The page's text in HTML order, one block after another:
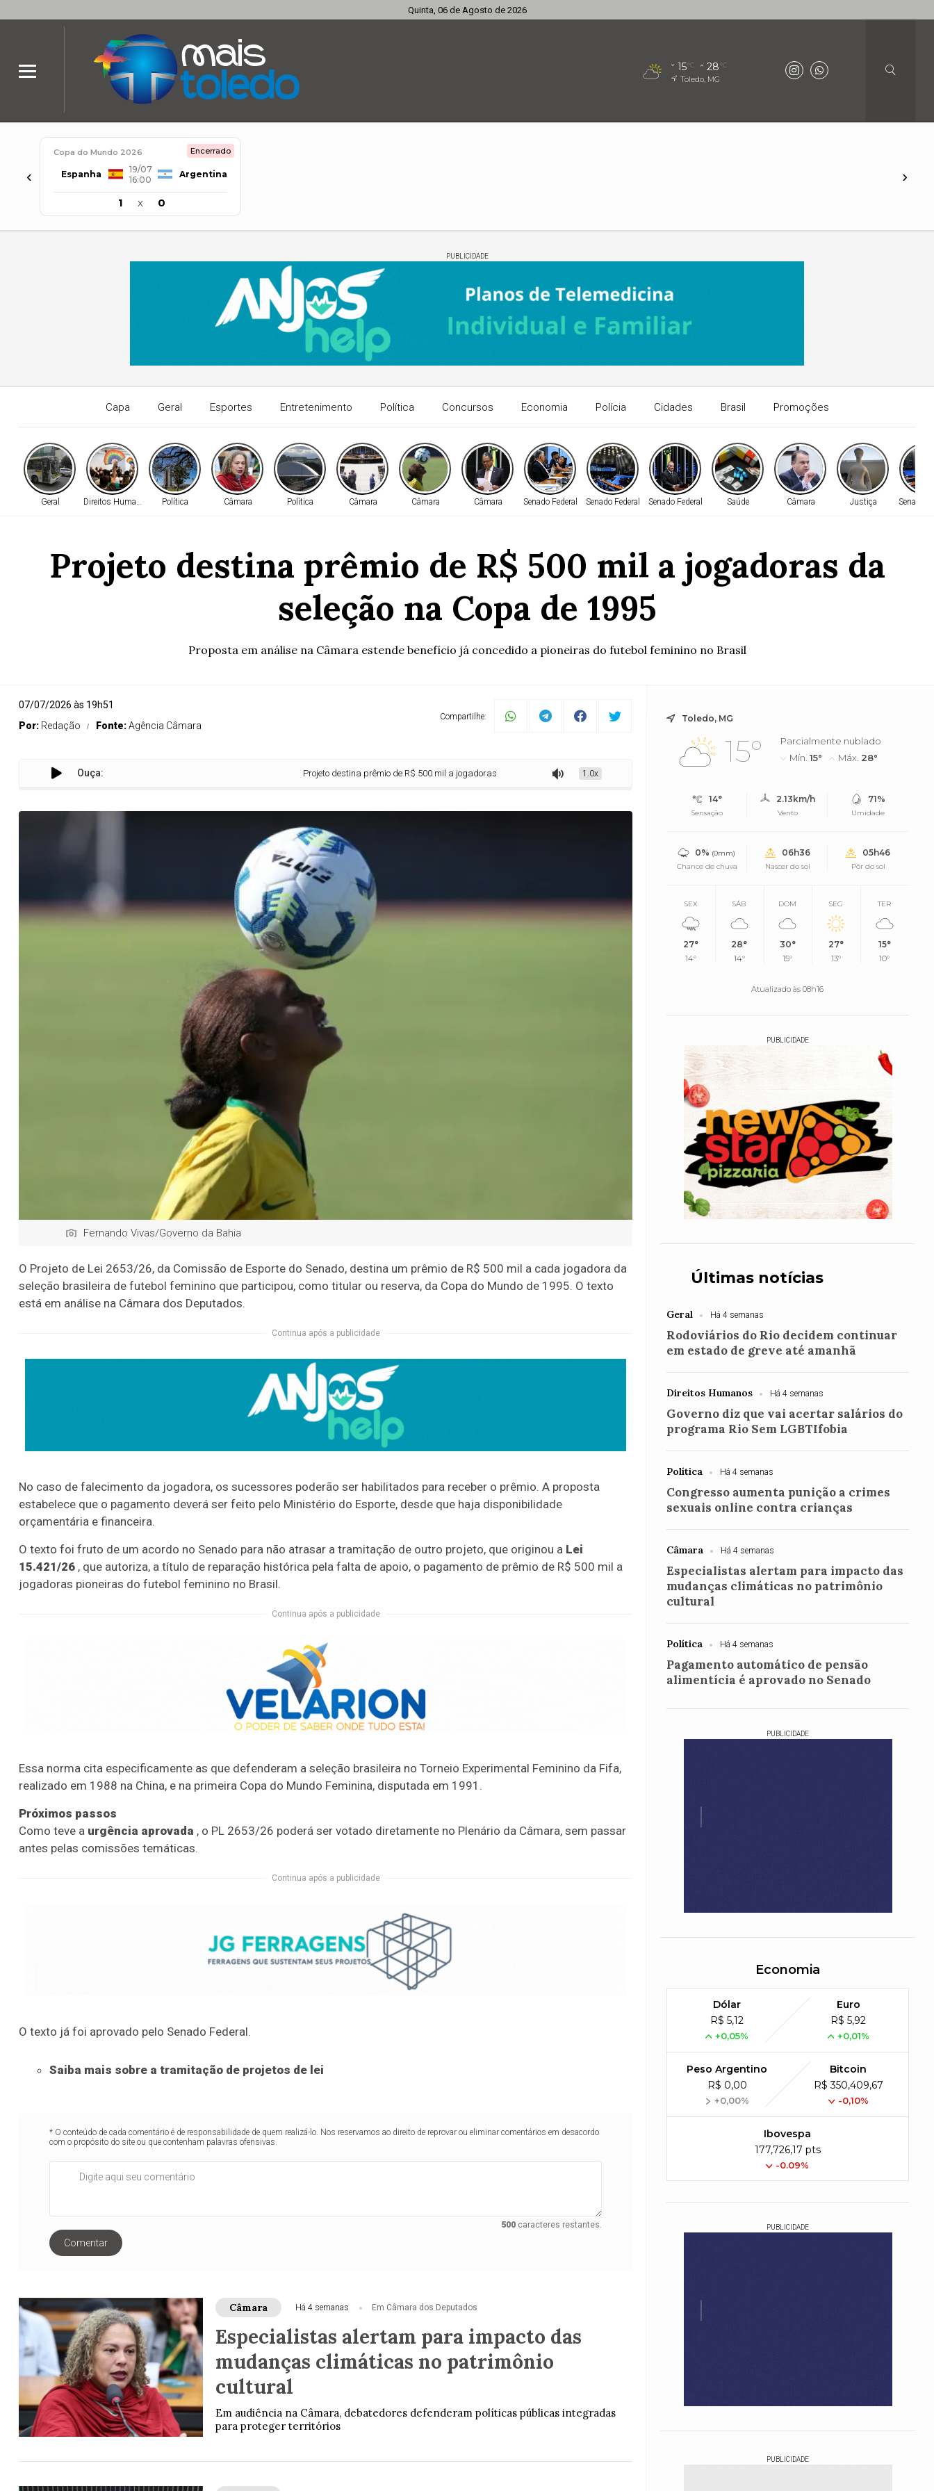
Quinta, 06 de Agosto de 2026
15°C 28°C
Toledo, MG
‹
Copa do Mundo 2026 Encerrado
Espanha
19/07
16:00
Argentina
1 x 0
›
PUBLICIDADE
Capa Geral Esportes Entretenimento Política Concursos Economia Polícia Cidades Brasil Promoções
Geral Direitos Humanos Política Câmara Política Câmara Câmara Câmara Senado Federal Senado Federal Senado Federal Saúde Câmara Justiça Senado
Projeto destina prêmio de R$ 500 mil a jogadoras da
seleção na Copa de 1995
Proposta em análise na Câmara estende benefício já concedido a pioneiras do futebol feminino no Brasil
07/07/2026 às 19h51
Por: Redação Fonte:Agência Câmara
Compartilhe:
Ouça: Projeto destina prêmio de R$ 500 mil a jogadoras da seleção na Copa de 1995 1.0x
Fernando Vivas/Governo da Bahia
O Projeto de Lei 2653/26, da Comissão de Esporte do Senado, destina um prêmio de R$ 500 mil a cada jogadora da
seleção brasileira de futebol feminino que participou, como titular ou reserva, da Copa do Mundo de 1995. O texto
está em análise na Câmara dos Deputados.
Continua após a publicidade
No caso de falecimento da jogadora, os sucessores poderão ser habilitados para receber o prêmio. A proposta
estabelece que o pagamento deverá ser feito pelo Ministério do Esporte, desde que haja disponibilidade
orçamentária e financeira.
O texto foi fruto de um acordo no Senado para não atrasar a tramitação de outro projeto, que originou a Lei
15.421/26 , que autoriza, a título de reparação histórica pela falta de apoio, o pagamento de prêmio de R$ 500 mil a
jogadoras pioneiras do futebol feminino no Brasil.
Continua após a publicidade
Essa norma cita especificamente as que defenderam a seleção brasileira no Torneio Experimental Feminino da Fifa,
realizado em 1988 na China, e na primeira Copa do Mundo Feminina, disputada em 1991.
Próximos passos
Como teve a urgência aprovada , o PL 2653/26 poderá ser votado diretamente no Plenário da Câmara, sem passar
antes pelas comissões temáticas.
Continua após a publicidade
O texto já foi aprovado pelo Senado Federal.
Saiba mais sobre a tramitação de projetos de lei
* O conteúdo de cada comentário é de responsabilidade de quem realizá-lo. Nos reservamos ao direito de reprovar ou eliminar comentários em desacordo
com o propósito do site ou que contenham palavras ofensivas.
500caracteres restantes.
Comentar
Câmara Há 4 semanas Em Câmara dos Deputados
Especialistas alertam para impacto das
mudanças climáticas no patrimônio
cultural
Em audiência na Câmara, debatedores defenderam políticas públicas integradas
para proteger territórios
Toledo, MG
15°
Parcialmente nublado
Mín.15° Máx. 28°
14°
Sensação
2.13km/h
Vento
71%
Umidade
0% (0mm)
Chance de chuva
06h36
Nascer do sol
05h46
Pôr do sol
SEX
27°
14°
SÁB
28°
14°
DOM
30°
15°
SEG
27°
13°
TER
15°
10°
Atualizado às 08h16
PUBLICIDADE
Últimas notícias
Geral Há 4 semanas
Rodoviários do Rio decidem continuar
em estado de greve até amanhã
Direitos Humanos Há 4 semanas
Governo diz que vai acertar salários do
programa Rio Sem LGBTIfobia
Política Há 4 semanas
Congresso aumenta punição a crimes
sexuais online contra crianças
Câmara Há 4 semanas
Especialistas alertam para impacto das
mudanças climáticas no patrimônio
cultural
Política Há 4 semanas
Pagamento automático de pensão
alimentícia é aprovado no Senado
PUBLICIDADE
Economia
Dólar
R$ 5,12
+0,05%
Euro
R$ 5,92
+0,01%
Peso Argentino
R$ 0,00
+0,00%
Bitcoin
R$ 350,409,67
-0,10%
Ibovespa
177,726,17 pts
-0.09%
PUBLICIDADE
PUBLICIDADE